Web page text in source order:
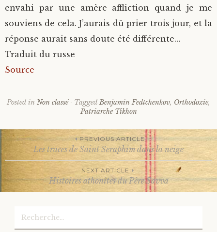
envahi par une amère affliction quand je me
souviens de cela. J’aurais dû prier trois jour, et la
réponse aurait sans doute été différente…
Traduit du russe
Source
Posted in Non classé Tagged Benjamin Fedtchenkov, Orthodoxie,
Patriarche Tikhon
Post
navigation
PREVIOUS ARTICLE
Les traces de Saint Seraphim dans la neige
NEXT ARTICLE
Histoires athonites du Père Savva